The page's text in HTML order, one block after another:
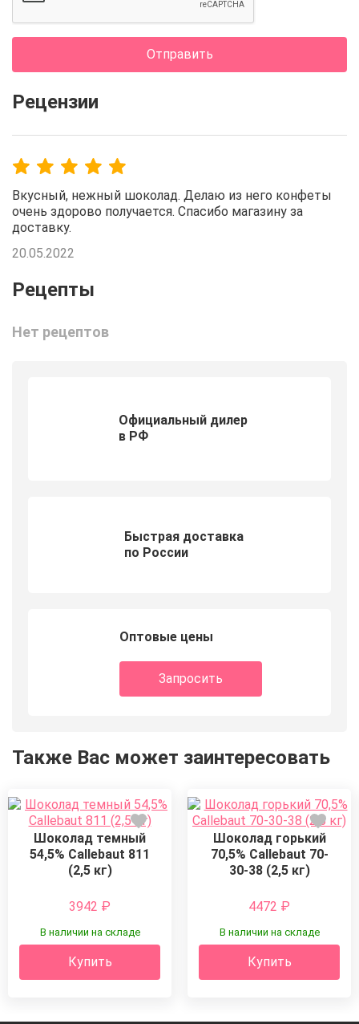
Отправить
Рецензии
Вкусный, нежный шоколад. Делаю из него конфеты
очень здорово получается. Спасибо магазину за
доставку.
20.05.2022
Нет рецептов
Официальный дилер
в РФ
Быстрая доставка
по России
Оптовые цены
Запросить
Также Вас может заинтересовать
Шоколад темный
54,5% Callebaut 811
(2,5 кг)
3942 ₽
В наличии на складе
Купить
Шоколад горький
70,5% Callebaut 70-
30-38 (2,5 кг)
4472 ₽
В наличии на складе
Купить